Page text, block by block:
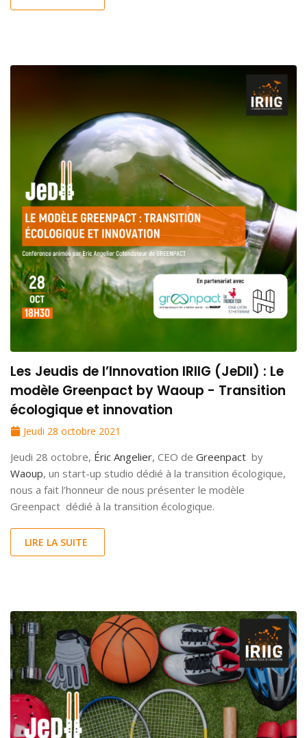
Les Jeudis de l’Innovation IRIIG (JeDII) : Le
modèle Greenpact by Waoup - Transition
écologique et innovation
Jeudi 28 octobre 2021
Jeudi 28 octobre, Éric Angelier, CEO de Greenpact by
Waoup, un start-up studio dédié à la transition écologique,
nous a fait l’honneur de nous présenter le modèle
Greenpact dédié à la transition écologique.
LIRE LA SUITE